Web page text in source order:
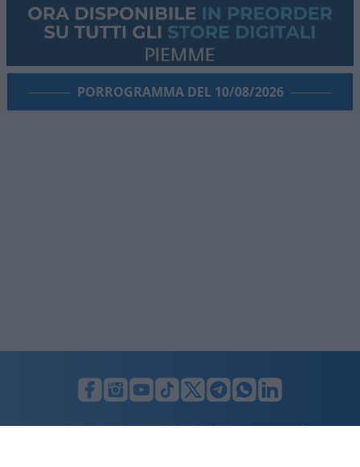
PORROGRAMMA DEL 10/08/2026
LUNIFIN S.r.l. a socio unico. Sede legale Milano, Largo F. Richini, 2/A,